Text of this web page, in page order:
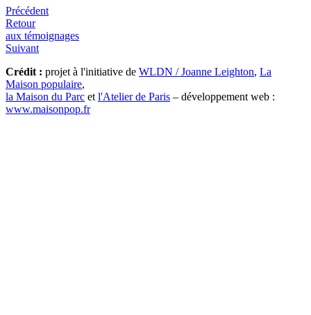
Précédent
Retour
aux témoignages
Suivant
Crédit : projet à l'initiative de WLDN / Joanne Leighton, La
Maison populaire,
la Maison du Parc et l'Atelier de Paris – développement web :
www.maisonpop.fr